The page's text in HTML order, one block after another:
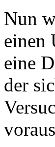
Nun
einen
eine
der